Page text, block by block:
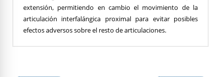
extensión, permitiendo en cambio el movimiento de la
articulación interfalángica proximal para evitar posibles
efectos adversos sobre el resto de articulaciones.